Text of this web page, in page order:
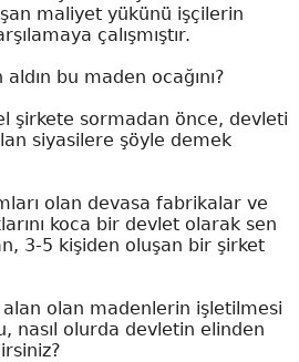
maliyet yükünü işçilerin
çalışmıştır.
bu maden ocağını?
şirkete sormadan önce, devleti
siyasilere şöyle demek
olan devasa fabrikalar ve
koca bir devlet olarak sen
3-5 kişiden oluşan bir şirket
olan madenlerin işletilmesi
nasıl olurda devletin elinden